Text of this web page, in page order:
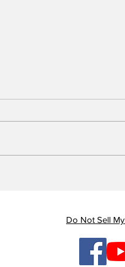
Do Not Sell